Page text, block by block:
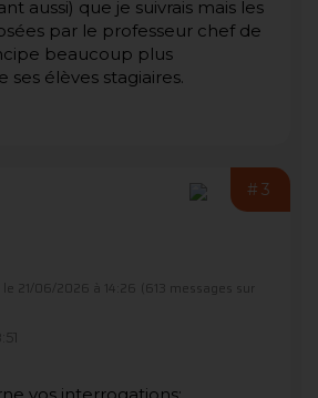
aussi) que je suivrais mais les
par le professeur chef de
beaucoup plus
élèves stagiaires.
#3
21/06/2026 à 14:26
(613 messages sur